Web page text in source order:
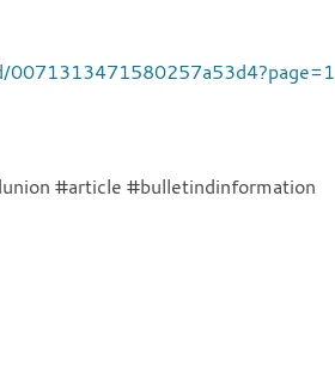
0071313471580257a53d4?page=1
#article #bulletindinformation